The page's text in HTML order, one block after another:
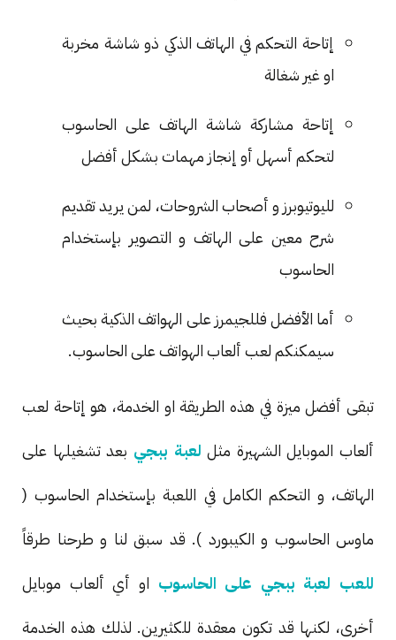
إتاحة التحكم في الهاتف الذكي ذو شاشة مخربة
او غير شغالة
إتاحة مشاركة شاشة الهاتف على الحاسوب
لتحكم أسهل أو إنجاز مهمات بشكل أفضل
لليوتيوبرز و أصحاب الشروحات، لمن يريد تقديم
شرح معين على الهاتف و التصوير بإستخدام
الحاسوب
أما الأفضل فللجيمرز على الهواتف الذكية بحيث
سيمكنكم لعب ألعاب الهواتف على الحاسوب.
تبقى أفضل ميزة في هذه الطريقة او الخدمة، هو إتاحة لعب
ألعاب الموبايل الشهيرة مثللعبة ببجي بعد تشغيلها على
الهاتف، و التحكم الكامل في اللعبة بإستخدام الحاسوب (
ماوس الحاسوب و الكيبورد ). قد سبق لنا و طرحنا طرقاً
للعب لعبة ببجي على الحاسوب او أي ألعاب موبايل
أخرى، لكنها قد تكون معقدة للكثيرين. لذلك هذه الخدمة